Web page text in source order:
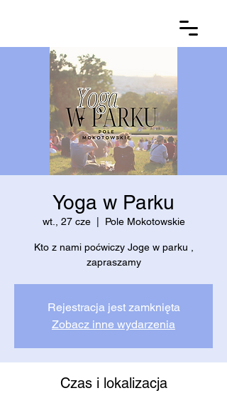
Yoga w Parku
wt., 27 cze
  |
Pole Mokotowskie
Kto z nami poćwiczy Joge w parku ,
zapraszamy
Rejestracja jest zamknięta
Zobacz inne wydarzenia
Czas i lokalizacja